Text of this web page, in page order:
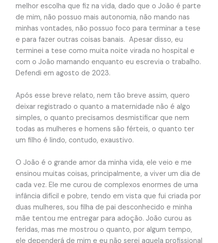
melhor escolha que fiz na vida, dado que o João é parte
de mim, não possuo mais autonomia, não mando nas
minhas vontades, não possuo foco para terminar a tese
e para fazer outras coisas banais. Apesar disso, eu
terminei a tese como muita noite virada no hospital e
com o João mamando enquanto eu escrevia o trabalho.
Defendi em agosto de 2023.
Após esse breve relato, nem tão breve assim, quero
deixar registrado o quanto a maternidade não é algo
simples, o quanto precisamos desmistificar que nem
todas as mulheres e homens são férteis, o quanto ter
um filho é lindo, contudo, exaustivo.
O João é o grande amor da minha vida, ele veio e me
ensinou muitas coisas, principalmente, a viver um dia de
cada vez. Ele me curou de complexos enormes de uma
infância difícil e pobre, tendo em vista que fui criada por
duas mulheres, sou filha de pai desconhecido e minha
mãe tentou me entregar para adoção. João curou as
feridas, mas me mostrou o quanto, por algum tempo,
ele dependerá de mim e eu não serei aquela profissional